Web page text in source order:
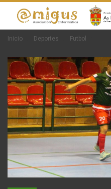
Inicio Deportes Futbol